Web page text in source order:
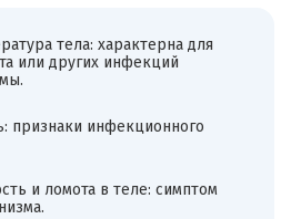
тела: характерна для
или других инфекций
признаки инфекционного
и ломота в теле: симптом